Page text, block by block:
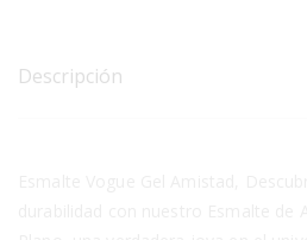
Descripción